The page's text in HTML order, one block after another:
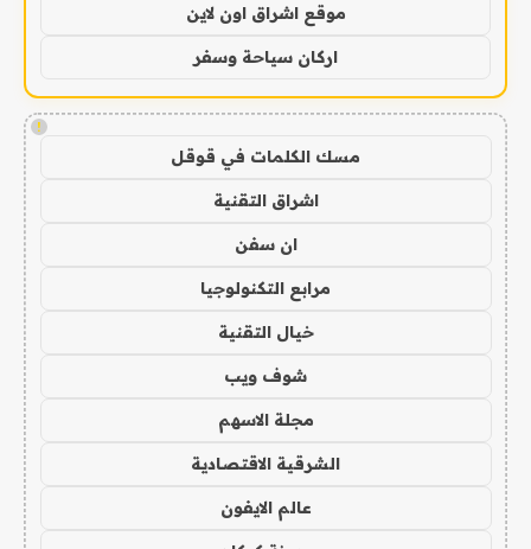
موقع اشراق اون لاين
اركان سياحة وسفر
!
مسك الكلمات في قوقل
اشراق التقنية
ان سفن
مرابع التكنولوجيا
خيال التقنية
شوف ويب
مجلة الاسهم
الشرقية الاقتصادية
عالم الايفون